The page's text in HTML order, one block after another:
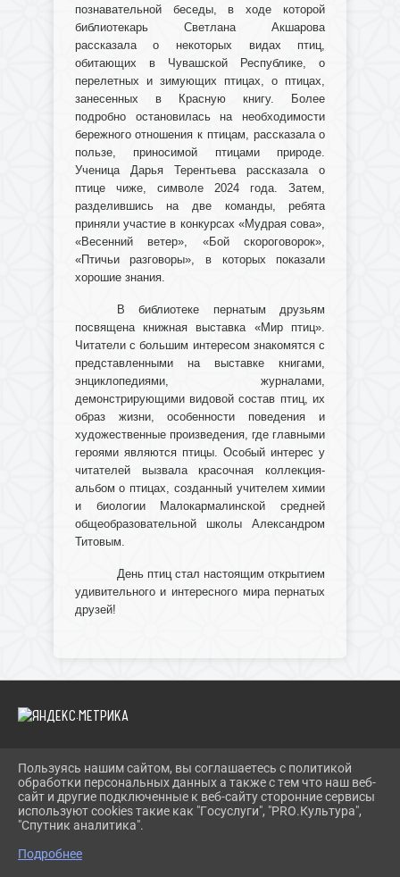
познавательной беседы, в ходе которой
библиотекарь Светлана Акшарова
рассказала о некоторых видах птиц,
обитающих в Чувашской Республике, о
перелетных и зимующих птицах, о птицах,
занесенных в Красную книгу. Более
подробно остановилась на необходимости
бережного отношения к птицам, рассказала о
пользе, приносимой птицами природе.
Ученица Дарья Терентьева рассказала о
птице чиже, символе 2024 года. Затем,
разделившись на две команды, ребята
приняли участие в конкурсах «Мудрая сова»,
«Весенний ветер», «Бой скороговорок»,
«Птичьи разговоры», в которых показали
хорошие знания.
В библиотеке пернатым друзьям
посвящена книжная выставка «Мир птиц».
Читатели с большим интересом знакомятся с
представленными на выставке книгами,
энциклопедиями, журналами,
демонстрирующими видовой состав птиц, их
образ жизни, особенности поведения и
художественные произведения, где главными
героями являются птицы. Особый интерес у
читателей вызвала красочная коллекция-
альбом о птицах, созданный учителем химии
и биологии Малокармалинской средней
общеобразовательной школы Александром
Титовым.
День птиц стал настоящим открытием
удивительного и интересного мира пернатых
друзей!
2026 Г. IBRBIB.RU
ВХОД
КАРТА САЙТА
ПОЛИТИКА ОБРАБОТКИ ПЕРСОНАЛЬНЫХ ДАННЫХ
СДЕЛАНО НА KUBCMS
Пользуясь нашим сайтом, вы соглашаетесь с политикой
обработки персональных данных а также с тем что наш веб-
сайт и другие подключенные к веб-сайту сторонние сервисы
используют cookies такие как "Госуслуги", "PRO.Культура",
"Спутник аналитика".
Подробнее